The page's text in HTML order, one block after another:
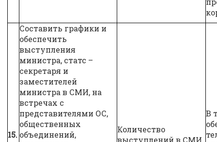
15.
Составить графики и
обеспечить
выступления
министра, статс –
секретаря и
заместителей
министра в СМИ, на
встречах с
представителями ОС,
общественных
объединений,
Количество
выступлений в СМИ
В